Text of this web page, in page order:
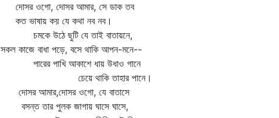
দোসর ওগো, দোসর আমার, সে ডাক তব
কত ভাষায় কয় যে কথা নব নব।
চমকে উঠে ছুটি যে তাই বাতায়নে,
সকল কাজে বাধা পড়ে, বসে থাকি আপন-মনে--
পারের পাখি আকাশে ধায় উধাও গানে
চেয়ে থাকি তাহার পানে।
দোসর আমার,দোসর ওগো, যে বাতাসে
বসন্ত তার পুলক জাগায় ঘাসে ঘাসে,